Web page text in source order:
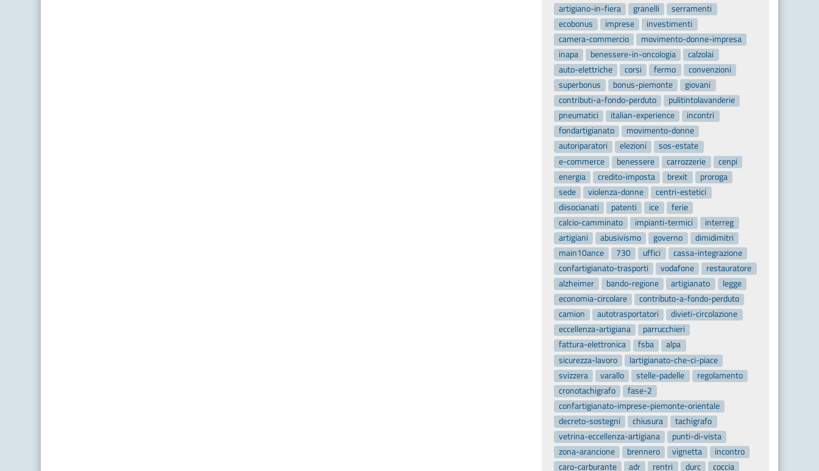
artigiano-in-fiera
granelli
serramenti
ecobonus
imprese
investimenti
camera-commercio
movimento-donne-impresa
inapa
benessere-in-oncologia
calzolai
auto-elettriche
corsi fermo
convenzioni
superbonus
bonus-piemonte
giovani
contributi-a-fondo-perduto
pulitintolavanderie
pneumatici
italian-experience
incontri
fondartigianato
movimento-donne
autoriparatori
elezioni
sos-estate
e-commerce
benessere carrozzerie
cenpi
energia
credito-imposta brexit
proroga
sede
violenza-donne
centri-estetici
diisocianati
patenti ice
ferie
calcio-camminato
impianti-termici
interreg
artigiani
abusivismo governo
dimidimitri
main10ance
730 uffici
cassa-integrazione
confartigianato-trasporti
vodafone
restauratore
alzheimer
bando-regione artigianato
legge
economia-circolare
contributo-a-fondo-perduto
camion
autotrasportatori
divieti-circolazione
eccellenza-artigiana
parrucchieri
fattura-elettronica
fsba
alpa
sicurezza-lavoro
lartigianato-che-ci-piace
svizzera
varallo stelle-padelle
regolamento
cronotachigrafo
fase-2
confartigianato-imprese-piemonte-orientale
decreto-sostegni
chiusura
tachigrafo
vetrina-eccellenza-artigiana
punti-di-vista
zona-arancione
brennero vignetta
incontro
caro-carburante
adr rentri durc
coccia